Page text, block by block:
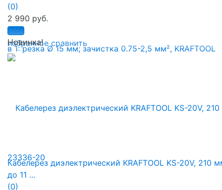
избранное сравнить
(0)
2 990 руб.
Новинка!
Кабелерез диэлектрический KRAFTOOL KS-20V, 210
до 11 ...
(0)